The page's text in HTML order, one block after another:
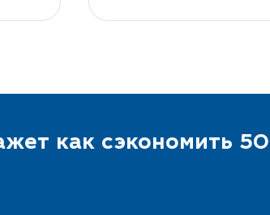
как сэкономить